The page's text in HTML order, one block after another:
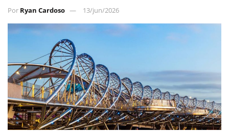
Por Ryan Cardoso 13/jun/2026